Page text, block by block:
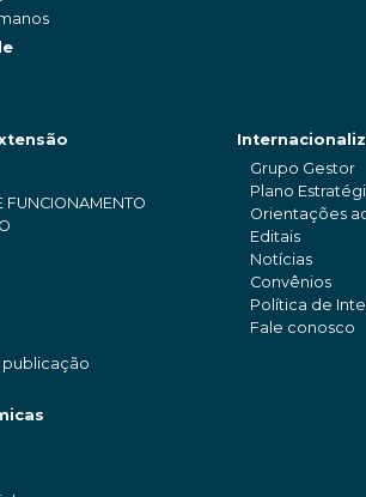
FUNCIONAMENTO
publicação
Grupo Gestor
Plano
Orientações
Editais
Notícias
Convênios
Política de
Fale conosco